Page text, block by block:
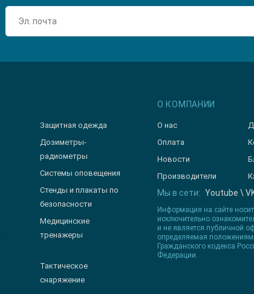
Защитная одежда
Дозиметры-
радиометры
Системы оповещения
Стенды и плакаты по
безопасности
Медицинские
тренажеры
Тактическое
снаряжение
О КОМПАНИИ
О нас
Оплата
Новости
Производители
Мы в сети: Youtube \
Информация на сайте носит
исключительно
и не является публичной
определяемая
Гражданского кодекса
Федерации.